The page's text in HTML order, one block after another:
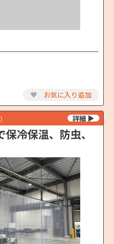
♥ お気に入り追加
冷保温、防虫、